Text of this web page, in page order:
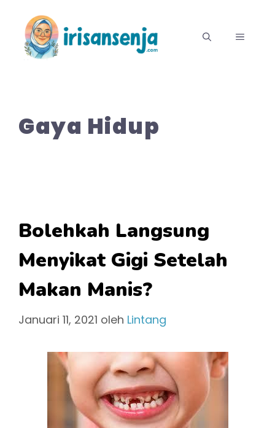
MENU
Gaya Hidup
Bolehkah Langsung
Menyikat Gigi Setelah
Makan Manis?
Januari 11, 2021 oleh Lintang